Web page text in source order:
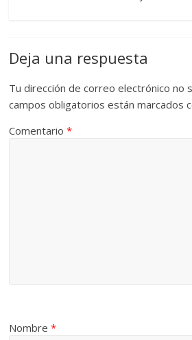
Deja una respuesta
Tu dirección de correo electrónico no
campos obligatorios están marcados
Comentario*
Nombre*